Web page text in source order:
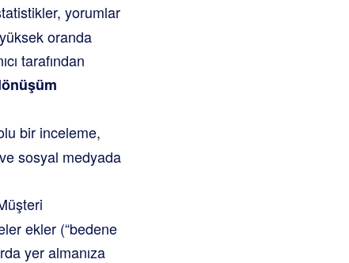
yorumlar
oranda
tarafından
bir inceleme,
sosyal medyada
ekler (“bedene
yer almanıza